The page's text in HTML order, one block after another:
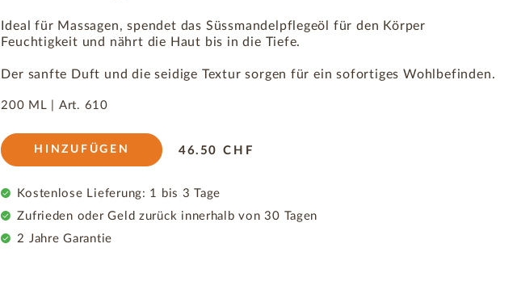
Ideal für Massagen, spendet das Süssmandelpflegeöl für den Körper
Feuchtigkeit und nährt die Haut bis in die Tiefe.
Der sanfte Duft und die seidige Textur sorgen für ein sofortiges Wohlbefinden.
200 ML | Art. 610
HINZUFÜGEN 46.50 CHF
Kostenlose Lieferung: 1 bis 3 Tage
Zufrieden oder Geld zurück innerhalb von 30 Tagen
2 Jahre Garantie